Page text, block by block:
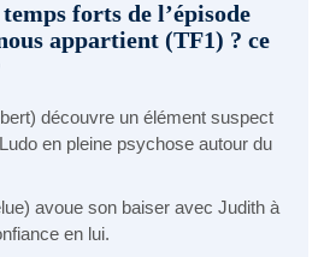
forts de l’épisode
appartient (TF1) ? ce
découvre un élément suspect
en pleine psychose autour du
avoue son baiser avec Judith à
en lui.